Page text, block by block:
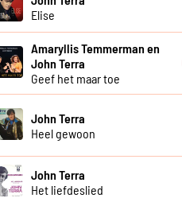
Elise
Amaryllis Temmerman en
John Terra
Geef het maar toe
John Terra
Heel gewoon
John Terra
Het liefdeslied